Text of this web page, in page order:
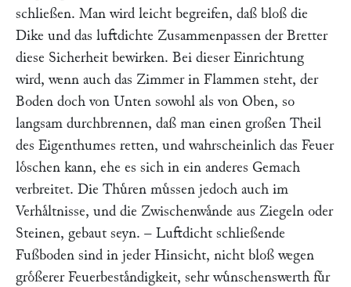
schließen. Man wird leicht begreifen, daß bloß die
Dike und das luftdichte Zusammenpassen der Bretter
diese Sicherheit bewirken. Bei dieser Einrichtung
wird, wenn auch das Zimmer in Flammen steht, der
Boden doch von Unten sowohl als von Oben, so
langsam durchbrennen, daß man einen großen Theil
des Eigenthumes retten, und wahrscheinlich das Feuer
loͤschen kann, ehe es sich in ein anderes Gemach
verbreitet. Die Thuͤren muͤssen jedoch auch im
Verhaͤltnisse, und die Zwischenwaͤnde aus Ziegeln oder
Steinen, gebaut seyn. – Luftdicht schließende
Fußboden sind in jeder Hinsicht, nicht bloß wegen
groͤßerer Feuerbestaͤndigkeit, sehr wuͤnschenswerth fuͤr